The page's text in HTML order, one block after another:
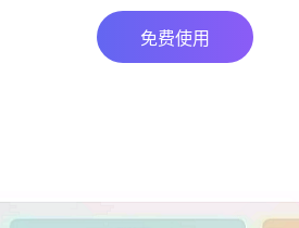
免费使用